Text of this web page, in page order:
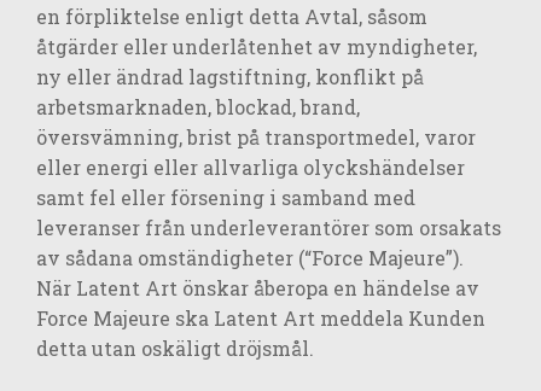
en förpliktelse enligt detta Avtal, såsom
åtgärder eller underlåtenhet av myndigheter,
ny eller ändrad lagstiftning, konflikt på
arbetsmarknaden, blockad, brand,
översvämning, brist på transportmedel, varor
eller energi eller allvarliga olyckshändelser
samt fel eller försening i samband med
leveranser från underleverantörer som orsakats
av sådana omständigheter (“Force Majeure”).
När Latent Art önskar åberopa en händelse av
Force Majeure ska Latent Art meddela Kunden
detta utan oskäligt dröjsmål.